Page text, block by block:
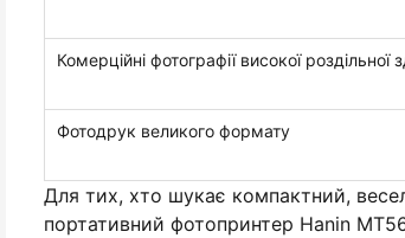
Комерційні фотографії високої роздільної
Фотодрук великого формату
Для тих, хто шукає компактний,
портативний фотопринтер Hanin